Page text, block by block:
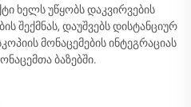
ხელს უწყობს დაკვირვების
შექმნას, დაუშვებს დისტანციურ
მონაცემების ინტეგრაციას
ბაზებში.